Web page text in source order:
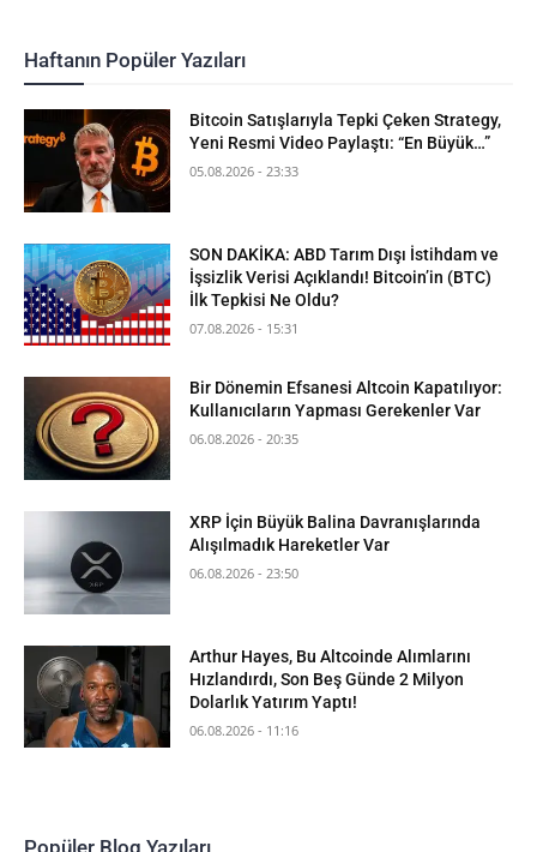
Haftanın Popüler Yazıları
Bitcoin Satışlarıyla Tepki Çeken Strategy,
Yeni Resmi Video Paylaştı: “En Büyük…”
05.08.2026 - 23:33
SON DAKİKA: ABD Tarım Dışı İstihdam ve
İşsizlik Verisi Açıklandı! Bitcoin’in (BTC)
İlk Tepkisi Ne Oldu?
07.08.2026 - 15:31
Bir Dönemin Efsanesi Altcoin Kapatılıyor:
Kullanıcıların Yapması Gerekenler Var
06.08.2026 - 20:35
XRP İçin Büyük Balina Davranışlarında
Alışılmadık Hareketler Var
06.08.2026 - 23:50
Arthur Hayes, Bu Altcoinde Alımlarını
Hızlandırdı, Son Beş Günde 2 Milyon
Dolarlık Yatırım Yaptı!
06.08.2026 - 11:16